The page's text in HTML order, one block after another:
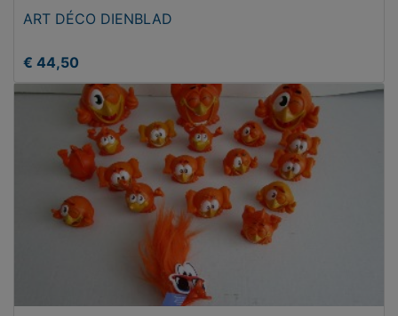
ART DÉCO DIENBLAD
€ 44,50